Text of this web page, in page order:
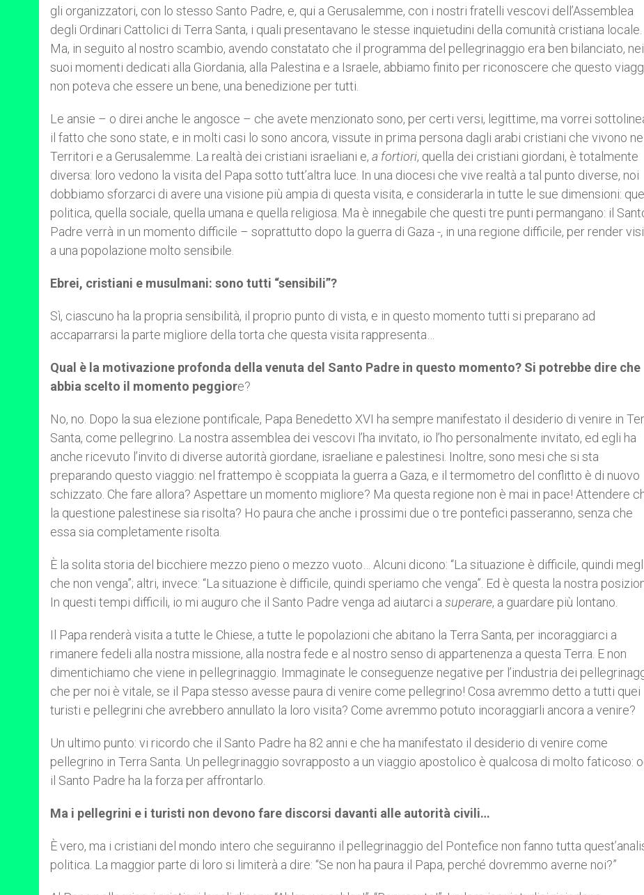
gli organizzatori, con lo stesso Santo Padre, e, qui a Gerusalemme, con i nostri fratelli vescovi dell’Assemblea
degli Ordinari Cattolici di Terra Santa, i quali presentavano le stesse inquietudini della comunità cristiana locale.
Ma, in seguito al nostro scambio, avendo constatato che il programma del pellegrinaggio era ben bilanciato, nei
suoi momenti dedicati alla Giordania, alla Palestina e a Israele, abbiamo finito per riconoscere che questo
non poteva che essere un bene, una benedizione per tutti.
Le ansie – o direi anche le angosce – che avete menzionato sono, per certi versi, legittime, ma vorrei
il fatto che sono state, e in molti casi lo sono ancora, vissute in prima persona dagli arabi cristiani che vivono
Territori e a Gerusalemme. La realtà dei cristiani israeliani e, a fortiori, quella dei cristiani giordani, è totalmente
diversa: loro vedono la visita del Papa sotto tutt’altra luce. In una diocesi che vive realtà a tal punto diverse, noi
dobbiamo sforzarci di avere una visione più ampia di questa visita, e considerarla in tutte le sue dimensioni:
politica, quella sociale, quella umana e quella religiosa. Ma è innegabile che questi tre punti permangano: il
Padre verrà in un momento difficile – soprattutto dopo la guerra di Gaza -, in una regione difficile, per render
a una popolazione molto sensibile.
Ebrei, cristiani e musulmani: sono tutti “sensibili”?
Sì, ciascuno ha la propria sensibilità, il proprio punto di vista, e in questo momento tutti si preparano ad
accaparrarsi la parte migliore della torta che questa visita rappresenta…
Qual è la motivazione profonda della venuta del Santo Padre in questo momento? Si potrebbe dire che
abbia scelto il momento peggiore?
No, no. Dopo la sua elezione pontificale, Papa Benedetto XVI ha sempre manifestato il desiderio di venire in
Santa, come pellegrino. La nostra assemblea dei vescovi l’ha invitato, io l’ho personalmente invitato, ed egli ha
anche ricevuto l’invito di diverse autorità giordane, israeliane e palestinesi. Inoltre, sono mesi che si sta
preparando questo viaggio: nel frattempo è scoppiata la guerra a Gaza, e il termometro del conflitto è di nuovo
schizzato. Che fare allora? Aspettare un momento migliore? Ma questa regione non è mai in pace! Attendere
la questione palestinese sia risolta? Ho paura che anche i prossimi due o tre pontefici passeranno, senza che
essa sia completamente risolta.
È la solita storia del bicchiere mezzo pieno o mezzo vuoto… Alcuni dicono: “La situazione è difficile, quindi
che non venga”; altri, invece: “La situazione è difficile, quindi speriamo che venga”. Ed è questa la nostra
In questi tempi difficili, io mi auguro che il Santo Padre venga ad aiutarci a superare, a guardare più lontano.
Il Papa renderà visita a tutte le Chiese, a tutte le popolazioni che abitano la Terra Santa, per incoraggiarci a
rimanere fedeli alla nostra missione, alla nostra fede e al nostro senso di appartenenza a questa Terra. E non
dimentichiamo che viene in pellegrinaggio. Immaginate le conseguenze negative per l’industria dei
che per noi è vitale, se il Papa stesso avesse paura di venire come pellegrino! Cosa avremmo detto a tutti quei
turisti e pellegrini che avrebbero annullato la loro visita? Come avremmo potuto incoraggiarli ancora a venire?
Un ultimo punto: vi ricordo che il Santo Padre ha 82 anni e che ha manifestato il desiderio di venire come
pellegrino in Terra Santa. Un pellegrinaggio sovrapposto a un viaggio apostolico è qualcosa di molto faticoso:
il Santo Padre ha la forza per affrontarlo.
Ma i pellegrini e i turisti non devono fare discorsi davanti alle autorità civili…
È vero, ma i cristiani del mondo intero che seguiranno il pellegrinaggio del Pontefice non fanno tutta
politica. La maggior parte di loro si limiterà a dire: “Se non ha paura il Papa, perché dovremmo averne noi?”